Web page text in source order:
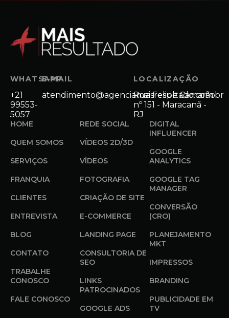
WHATSAPP
+21
99553-
5057
E-MAIL
atendimento@agenciamaisresultado.com.br
LOCALIZAÇÃO
Rua Felipe Camarão
nº 151 - Maracanã -
RJ
HOME
QUEM SOMOS
SERVIÇOS
FRANQUIA
CLIENTES
ENTREVISTA
BLOG
CONTATO
TRABALHE
CONOSCO
FALE CONOSCO
REDE SOCIAL
VÍDEOS 2D/3D
VÍDEOS
FOTOGRAFIA
CRIAÇÃO DE SITE
E-COMMERCE
LANDING PAGE
CONSULTORIA DE
SEO
LINKS
PATROCINADOS
GOOGLE ADS
DIGITAL
INFLUENCER
GOOGLE
ANALYTICS
GOOGLE TAG
MANAGER
CONVERSÃO
(CRO)
PLANEJAMENTO
MKT
IMPRESSOS
BRANDING
PUBLICIDADE EM
TV